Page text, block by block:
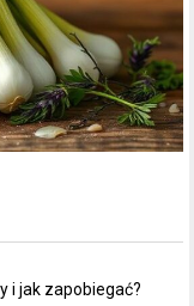
i jak zapobiegać?